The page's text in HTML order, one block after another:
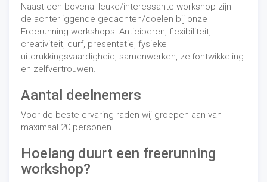
Naast een bovenal leuke/interessante workshop zijn
de achterliggende gedachten/doelen bij onze
Freerunning workshops: Anticiperen, flexibiliteit,
creativiteit, durf, presentatie, fysieke
uitdrukkingsvaardigheid, samenwerken, zelfontwikkeling
en zelfvertrouwen.
Aantal deelnemers
Voor de beste ervaring raden wij groepen aan van
maximaal 20 personen.
Hoelang duurt een freerunning
workshop?